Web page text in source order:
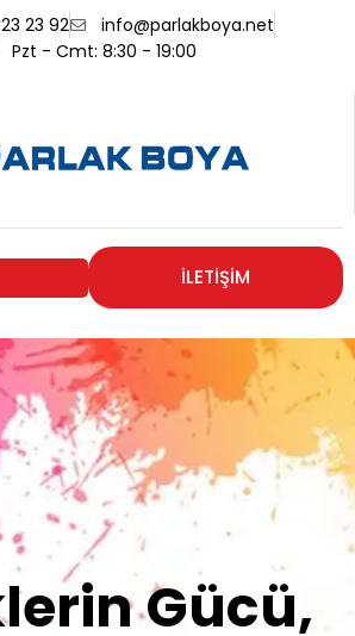
23 92
info@parlakboya.net
Pzt - Cmt: 8:30 - 19:00
İLETİŞİM
İmzanız
Olsun